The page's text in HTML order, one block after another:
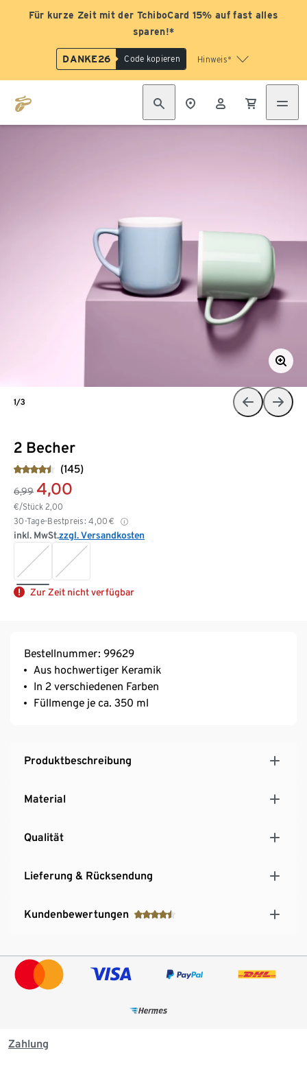
Für kurze Zeit mit der TchiboCard 15% auf fast alles
sparen!*
DANKE26 Code kopieren Hinweis*
2 Becher
(145)
6,99 4,00
€/Stück 2,00
30-Tage-Bestpreis: 4,00 €
inkl. MwSt.zzgl. Versandkosten
Zur Zeit nicht verfügbar
1/3
Bestellnummer: 99629
Aus hochwertiger Keramik
In 2 verschiedenen Farben
Füllmenge je ca. 350 ml
Produktbeschreibung
Material
Qualität
Lieferung & Rücksendung
Kundenbewertungen
Zahlung